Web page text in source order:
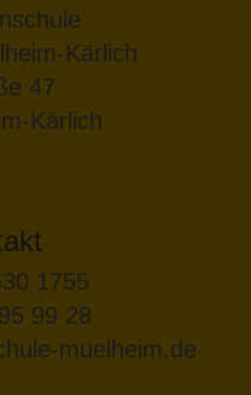
Kärlich
47
Kärlich
1755
99 28
muelheim.de